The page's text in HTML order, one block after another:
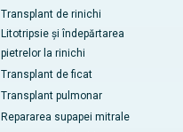
Transplant de rinichi
Litotripsie și îndepărtarea
pietrelor la rinichi
Transplant de ficat
Transplant pulmonar
Repararea supapei mitrale